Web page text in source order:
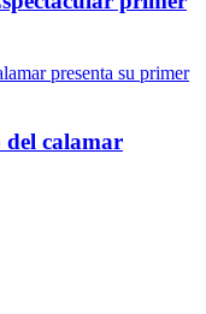
calamar